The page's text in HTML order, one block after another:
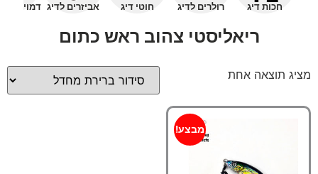
חכות דיג רולרים לדיג חוטי דיג אביזרים לדיג דמויים
ריאליסטי צהוב ראש כתום
מציג תוצאה אחת
מבצע!